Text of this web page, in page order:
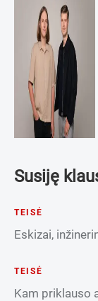
Susiję
TEISĖ
Eskizai,
TEISĖ
Kam priklauso